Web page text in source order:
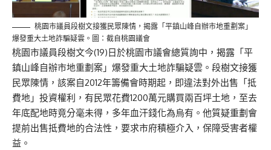
桃園市議員段樹文接獲民眾陳情，揭露「平鎮山峰自辦市地重劃案」
爆發重大土地詐騙疑雲。圖：截自桃園議會
桃園市議員段樹文今(19)日於桃園市議會總質詢中，揭露「平
鎮山峰自辦市地重劃案」爆發重大土地詐騙疑雲。段樹文接獲
民眾陳情，該案自2012年籌備會時期起，即違法對外出售「抵
費地」投資權利，有民眾花費1200萬元購買兩百坪土地，至去
年底配地時竟分毫未得，多年血汗錢化為烏有。他質疑重劃會
提前出售抵費地的合法性，要求市府積極介入，保障受害者權
益。